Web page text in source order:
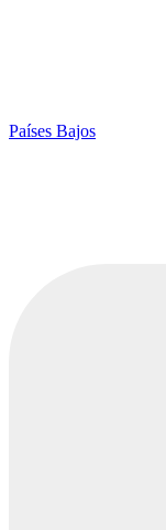
Países Bajos